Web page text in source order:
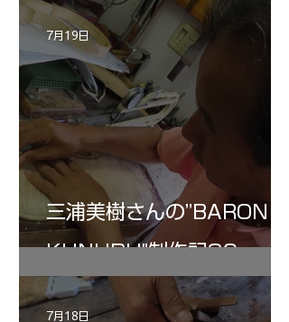
三浦美樹さんの”BARON・
KUNUPU"制作記30
7月19日
7月18日